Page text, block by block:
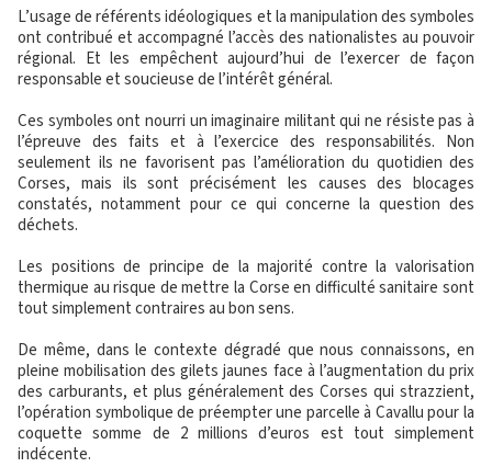
L’usage de référents idéologiques et la manipulation des symboles
ont contribué et accompagné l’accès des nationalistes au pouvoir
régional. Et les empêchent aujourd’hui de l’exercer de façon
responsable et soucieuse de l’intérêt général.
Ces symboles ont nourri un imaginaire militant qui ne résiste pas à
l’épreuve des faits et à l’exercice des responsabilités. Non
seulement ils ne favorisent pas l’amélioration du quotidien des
Corses, mais ils sont précisément les causes des blocages
constatés, notamment pour ce qui concerne la question des
déchets.
Les positions de principe de la majorité contre la valorisation
thermique au risque de mettre la Corse en difficulté sanitaire sont
tout simplement contraires au bon sens.
De même, dans le contexte dégradé que nous connaissons, en
pleine mobilisation des gilets jaunes face à l’augmentation du prix
des carburants, et plus généralement des Corses qui strazzient,
l’opération symbolique de préempter une parcelle à Cavallu pour la
coquette somme de 2 millions d’euros est tout simplement
indécente.